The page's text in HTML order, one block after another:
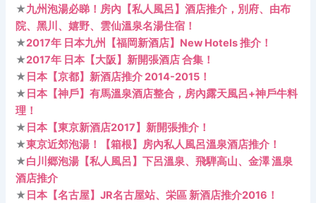
★九州泡湯必睇！房內【私人風呂】酒店推介，別府、由布
院、黑川、嬉野、雲仙溫泉名湯住宿！
★2017年 日本九州【福岡新酒店】New Hotels 推介！
★2017年 日本【大阪】新開張酒店 合集！
★ 日本【京都】新酒店推介 2014-2015！
★ 日本【神戶】有馬溫泉酒店整合，房內露天風呂+神戶牛料
理！
★ 日本【東京新酒店2017】新開張推介！
★東京近郊泡湯！【箱根】房內私人風呂溫泉酒店推介！
★白川郷泡湯【私人風呂】下呂溫泉、飛騨高山、金澤 溫泉
酒店推介
★ 日本【名古屋】JR名古屋站、栄區 新酒店推介2016！